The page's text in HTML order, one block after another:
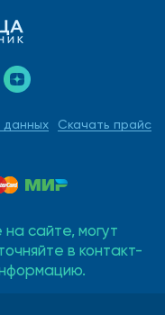
данных
Скачать прайс
сайте, могут
в контакт-